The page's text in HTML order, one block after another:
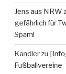
Jens aus NRW
gefährlich für
Spam!
Kandlerzu
Fußballvereine